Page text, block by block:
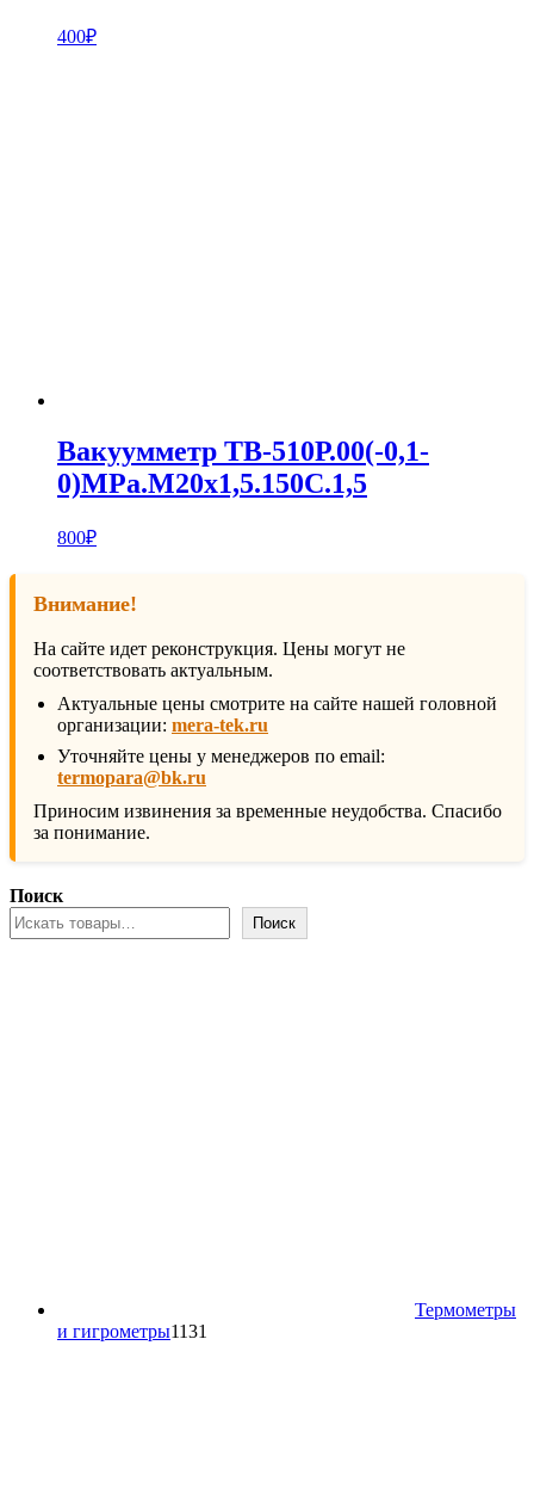
400₽
Вакуумметр ТВ-510Р.00(-0,1-
0)MPa.M20х1,5.150С.1,5
800₽
Внимание!
На сайте идет реконструкция. Цены могут не
соответствовать актуальным.
Актуальные цены смотрите на сайте нашей головной
организации: mera-tek.ru
Уточняйте цены у менеджеров по email:
termopara@bk.ru
Приносим извинения за временные неудобства. Спасибо
за понимание.
Поиск
Поиск
Термометры
и гигрометры1131